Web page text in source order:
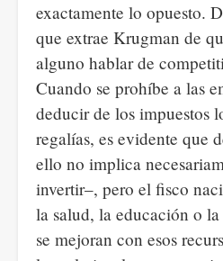
exactamente lo opuesto.
que extrae Krugman de
alguno hablar de
Cuando se prohíbe a las
deducir de los impuestos
regalías, es evidente que
ello no implica
invertir–, pero el fisco
la salud, la educación o
se mejoran con esos